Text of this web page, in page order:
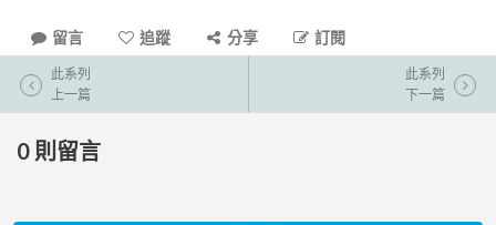
留言 追蹤 分享 訂閱
此系列
上一篇
此系列
下一篇
0 則留言